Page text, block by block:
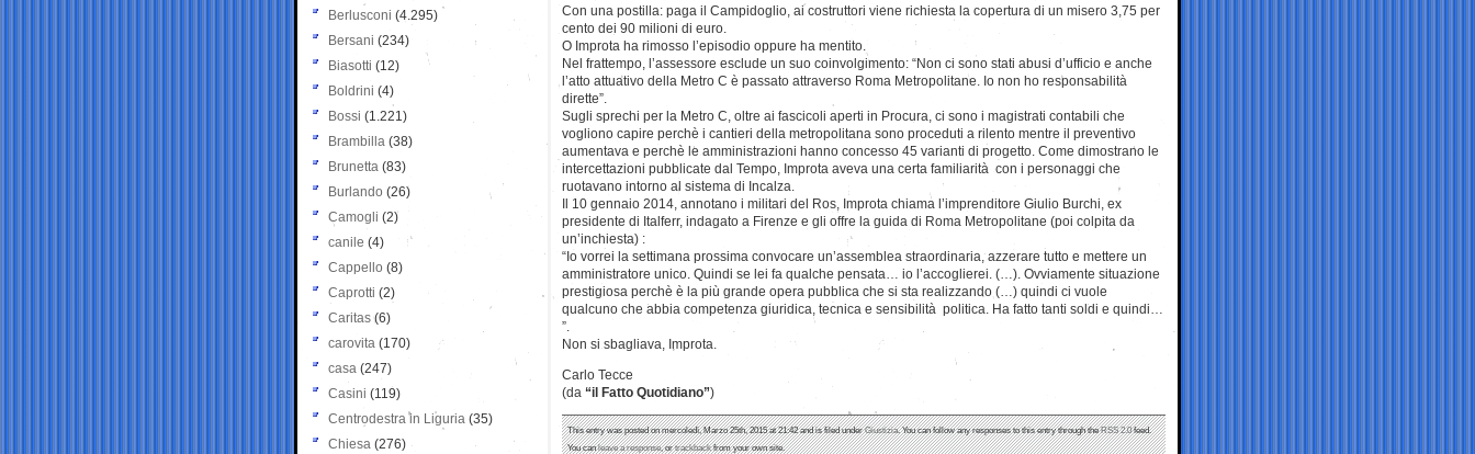
Con una postilla: paga il Campidoglio, ai costruttori viene richiesta la copertura di un misero 3,75 per
cento dei 90 milioni di euro.
O Improta ha rimosso l’episodio oppure ha mentito.
Nel frattempo, l’assessore esclude un suo coinvolgimento: “Non ci sono stati abusi d’ufficio e anche
l’atto attuativo della Metro C è passato attraverso Roma Metropolitane. Io non ho responsabilità
dirette”.
Sugli sprechi per la Metro C, oltre ai fascicoli aperti in Procura, ci sono i magistrati contabili che
vogliono capire perchè i cantieri della metropolitana sono proceduti a rilento mentre il preventivo
aumentava e perchè le amministrazioni hanno concesso 45 varianti di progetto. Come dimostrano le
intercettazioni pubblicate dal Tempo, Improta aveva una certa familiarità con i personaggi che
ruotavano intorno al sistema di Incalza.
Il 10 gennaio 2014, annotano i militari del Ros, Improta chiama l’imprenditore Giulio Burchi, ex
presidente di Italferr, indagato a Firenze e gli offre la guida di Roma Metropolitane (poi colpita da
un’inchiesta) :
“Io vorrei la settimana prossima convocare un’assemblea straordinaria, azzerare tutto e mettere un
amministratore unico. Quindi se lei fa qualche pensata… io l’accoglierei. (…). Ovviamente situazione
prestigiosa perchè è la più grande opera pubblica che si sta realizzando (…) quindi ci vuole
qualcuno che abbia competenza giuridica, tecnica e sensibilità politica. Ha fatto tanti soldi e quindi…
”.
Non si sbagliava, Improta.
Carlo Tecce
(da “il Fatto Quotidiano”)
This entry was posted on mercoledì, Marzo 25th, 2015 at 21:42 and is filed underGiustizia. You can follow any responses to this entry through theRSS 2.0feed.
You canleave a response, ortrackbackfrom your own site.
Berlusconi (4.295)
Bersani (234)
Biasotti (12)
Boldrini (4)
Bossi (1.221)
Brambilla (38)
Brunetta (83)
Burlando (26)
Camogli (2)
canile (4)
Cappello (8)
Caprotti (2)
Caritas (6)
carovita (170)
casa (247)
Casini (119)
Centrodestra in Liguria (35)
Chiesa (276)